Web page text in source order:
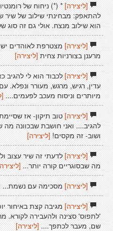
[ליצירה]* (*) ניחוח של
להתאפק: מבחינתי שילוב של שיר
הוא שילוב מנצח. אולי גם זה סוג
[ליצירה]מצטרפת לאוהדים יש
מרענן בצורניות צחית[ליצירה]
[ליצירה]לכבוד הוא לי להגיב
עדין, רגיש, מרגש, מעורר ונפלא.
מיותרים וניסוח מעכב לפעמים....
[ליצירה]טוב תיקון- אז
להגיב.... ואני חושבת שבכוונה מה
ושוב- זה מקסים! [ליצירה]
[ליצירה]לדעתי זה שיר עצוב
מה שבסוגריים קורה יותר...
[ליצירה]מסכימה עם נשמת...
[ליצירה]מגיבה קצת באיחור
'לתפוס' סצינה ולהעבירה לקורא.
שם, מעבר לכתפך.... [ליצירה]